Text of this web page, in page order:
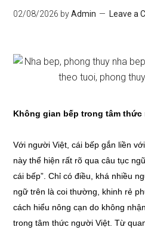
02/08/2026 byAdmin Leave a
Không gian bếp trong tâm
Với người Việt, cái bếp gắn liền
này thể hiện rất rõ qua câu tục
cái bếp”. Chỉ có điều, khá nhiều
ngữ trên là coi thường, khinh rẻ
cách hiểu nông cạn do không
trong tâm thức người Việt. Từ